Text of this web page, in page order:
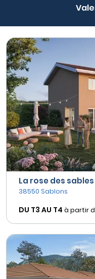
La rose des sables
38550 Sablons
DU T3 AU T4 à partir